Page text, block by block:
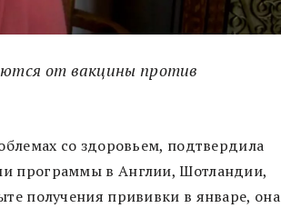
от вакцины против
со здоровьем, подтвердила
программы в Англии, Шотландии,
получения прививки в январе, она